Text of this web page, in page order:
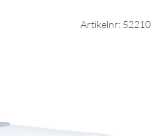
Artikelnr: 52210